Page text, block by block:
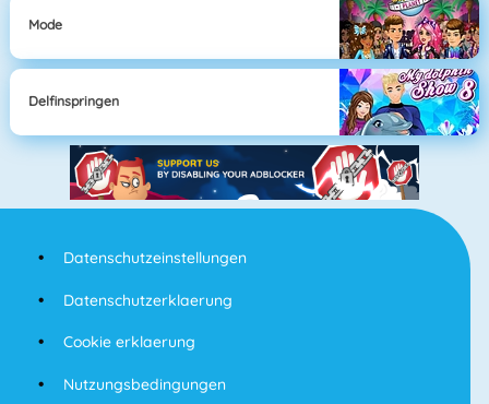
Mode
Delfinspringen
Datenschutzeinstellungen
Datenschutzerklaerung
Cookie erklaerung
Nutzungsbedingungen